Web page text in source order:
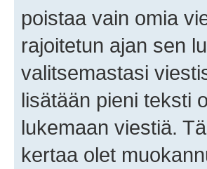
poistaa vain omia
rajoitetun ajan sen
valitsemastasi
lisätään pieni teksti
lukemaan viestiä.
kertaa olet